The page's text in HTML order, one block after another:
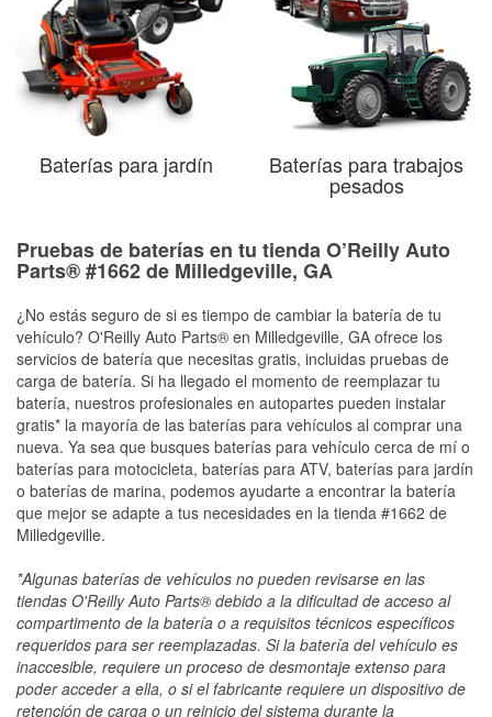
Baterías para jardín Baterías para trabajos
pesados
Pruebas de baterías en tu tienda O’Reilly Auto
Parts® #1662 de Milledgeville, GA
¿No estás seguro de si es tiempo de cambiar la batería de tu
vehículo? O'Reilly Auto Parts® en Milledgeville, GA ofrece los
servicios de batería que necesitas gratis, incluidas pruebas de
carga de batería. Si ha llegado el momento de reemplazar tu
batería, nuestros profesionales en autopartes pueden instalar
gratis* la mayoría de las baterías para vehículos al comprar una
nueva. Ya sea que busques baterías para vehículo cerca de mí o
baterías para motocicleta, baterías para ATV, baterías para jardín
o baterías de marina, podemos ayudarte a encontrar la batería
que mejor se adapte a tus necesidades en la tienda #1662 de
Milledgeville.
*Algunas baterías de vehículos no pueden revisarse en las
tiendas O'Reilly Auto Parts® debido a la dificultad de acceso al
compartimento de la batería o a requisitos técnicos específicos
requeridos para ser reemplazadas. Si la batería del vehículo es
inaccesible, requiere un proceso de desmontaje extenso para
poder acceder a ella, o si el fabricante requiere un dispositivo de
retención de carga o un reinicio del sistema durante la